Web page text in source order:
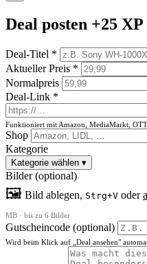
Deal posten +25 XP
Deal-Titel *
Aktueller Preis *
Normalpreis
Deal-Link *
Funktioniert mit Amazon, MediaMarkt,
Shop
Kategorie
Kategorie wählen ▾
Bilder (optional)
🖼 Bild ablegen, Strg+V oder
MB · bis zu 6 Bilder
Gutscheincode (optional)
Wird beim Klick auf „Deal ansehen"